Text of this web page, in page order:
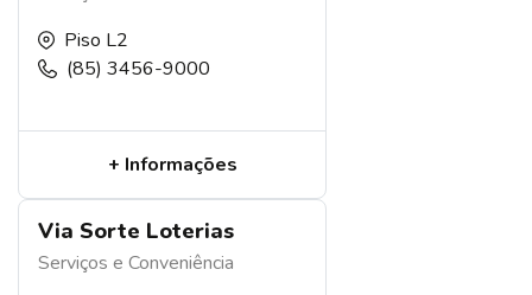
Piso L2
(85) 3456-9000
+ Informações
Via Sorte Loterias
Serviços e Conveniência